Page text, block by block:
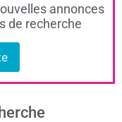
annonces
de recherche